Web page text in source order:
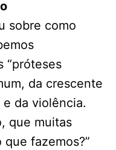
sobre como
“próteses
da crescente
da violência.
que muitas
fazemos?”